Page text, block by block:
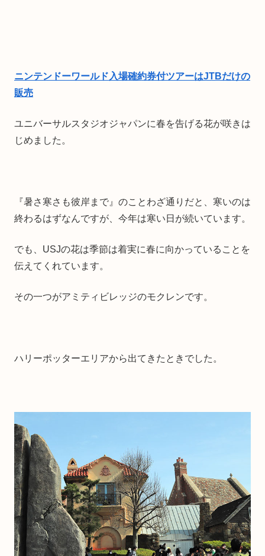
ニンテンドーワールド入場確約券付ツアーはJTBだけの
販売
ユニバーサルスタジオジャパンに春を告げる花が咲きは
じめました。
『暑さ寒さも彼岸まで』のことわざ通りだと、寒いのは
終わるはずなんですが、今年は寒い日が続いています。
でも、USJの花は季節は着実に春に向かっていることを
伝えてくれています。
その一つがアミティビレッジのモクレンです。
ハリーポッターエリアから出てきたときでした。